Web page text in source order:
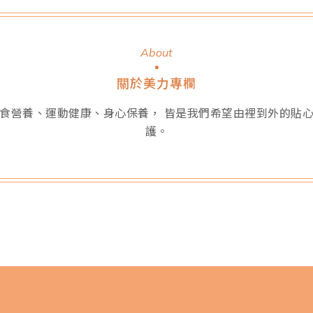
About
關於美力專欄
營養、運動健康、身心保養， 皆是我們希望由裡到外的貼
護。